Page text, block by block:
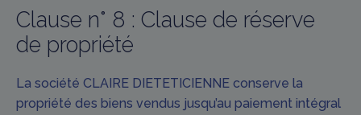
Clause n° 8 : Clause de réserve
de propriété
La société CLAIRE DIETETICIENNE conserve la
propriété des biens vendus jusqu’au paiement intégral